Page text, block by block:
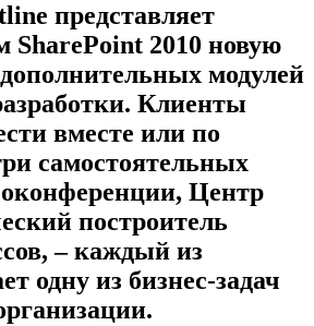
представляет
SharePoint 2010 новую
модулей
Клиенты
вместе или по
самостоятельных
Центр
построитель
– каждый из
одну из бизнес-задач